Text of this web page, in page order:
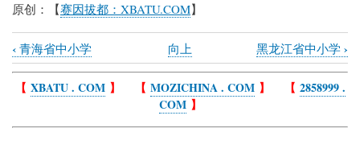
原创：【赛因拔都：XBATU.COM】
Book
traversal
for
‹ 青海省中小学 向上 黑龙江省中小学 ›
【 XBATU . COM】 【 MOZICHINA . COM】 【 2858999 .
COM】